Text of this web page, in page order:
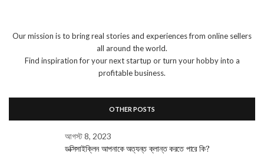
Our mission is to bring real stories and experiences from online sellers
all around the world.
Find inspiration for your next startup or turn your hobby into a
profitable business.
OTHER POSTS
আগস্ট 8, 2023
ডক্সিসাইক্লিন আপনাকে অত্যন্ত ক্লান্ত করতে পারে কি?